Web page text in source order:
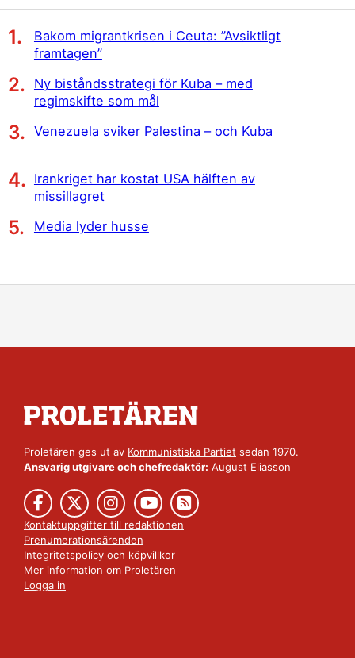
Bakom migrantkrisen i Ceuta: ”Avsiktligt
framtagen”
Ny biståndsstrategi för Kuba – med
regimskifte som mål
Venezuela sviker Palestina – och Kuba
Irankriget har kostat USA hälften av
missillagret
Media lyder husse
Proletären ges ut av Kommunistiska Partiet sedan 1970.
Ansvarig utgivare och chefredaktör: August Eliasson
Kontaktuppgifter till redaktionen
Prenumerationsärenden
Integritetspolicy och köpvillkor
Mer information om Proletären
Logga in